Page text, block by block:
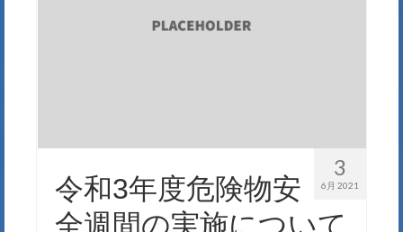
3
6月 2021
令和3年度危険物安
全週間の実施について